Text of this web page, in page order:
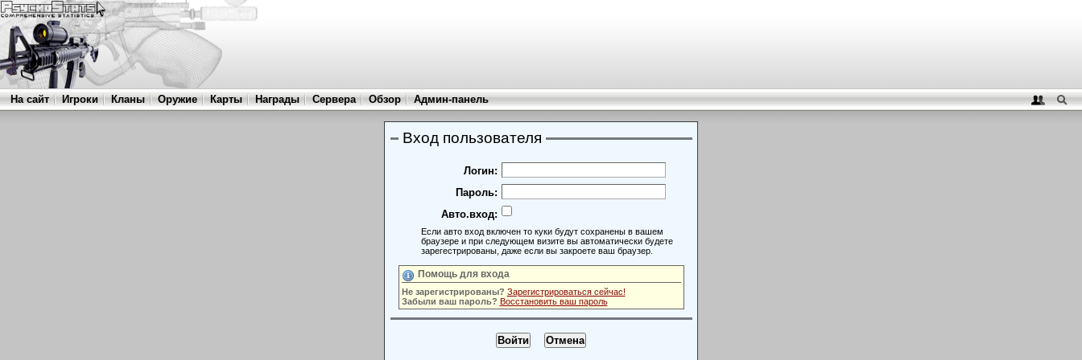
На сайт Игроки Кланы Оружие Карты Награды Сервера Обзор Админ-панель
Вход пользователя
Логин:
Пароль:
Авто.вход:
Если авто вход включен то куки будут сохранены в вашем
браузере и при следующем визите вы автоматически будете
зарегестрированы, даже если вы закроете ваш браузер.
Помощь для входа
Не зарегистрированы? Зарегистрироваться сейчас!
Забыли ваш пароль? Восстановить ваш пароль